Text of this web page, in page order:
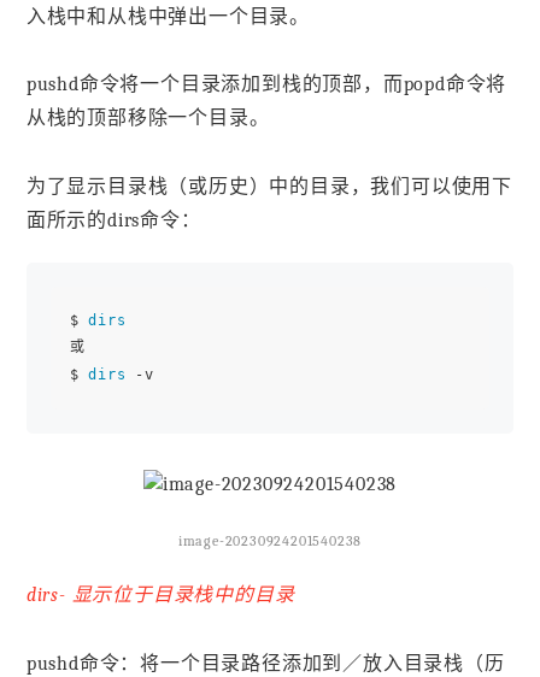
入栈中和从栈中弹出一个目录。
pushd命令将一个目录添加到栈的顶部，而popd命令将
从栈的顶部移除一个目录。
为了显示目录栈（或历史）中的目录，我们可以使用下
面所示的dirs命令：
$ dirs
或
$ dirs
image-20230924201540238
dirs- 显示位于目录栈中的目录
pushd命令：将一个目录路径添加到／放入目录栈（历